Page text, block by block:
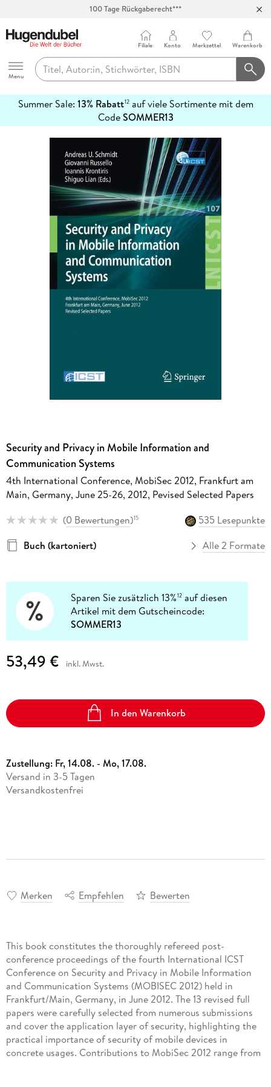
100 Tage Rückgaberecht***
Hugendubel
Menu
Filiale Konto Merkzettel Warenkorb
Summer Sale: 13% Rabatt12auf viele Sortimente mit dem
CodeSOMMER13
erfahren
Security and Privacy in Mobile Information and
Communication Systems
4th International Conference, MobiSec 2012, Frankfurt am
Main, Germany, June 25-26, 2012, Pevised Selected Papers
(0 Bewertungen)15
535 Lesepunkte
Buch (kartoniert)
Alle 2 Formate
Sparen Sie zusätzlich 13%12 auf diesen
Artikel mit dem Gutscheincode:
SOMMER13
53,49 € inkl. Mwst.
In den Warenkorb
Zustellung: Fr, 14.08. - Mo, 17.08.
Versand in 3-5 Tagen
Versandkostenfrei
Merken Empfehlen Bewerten
This book constitutes the thoroughly refereed post-
conference proceedings of the fourth International ICST
Conference on Security and Privacy in Mobile Information
and Communication Systems (MOBISEC 2012) held in
Frankfurt/Main, Germany, in June 2012. The 13 revised full
papers were carefully selected from numerous submissions
and cover the application layer of security, highlighting the
practical importance of security of mobile devices in
concrete usages. Contributions to MobiSec 2012 range from